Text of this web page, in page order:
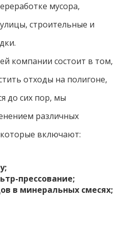
мусора,
строительные и
компании состоит в том,
отходы на полигоне,
до сих пор, мы
различных
включают:
прессование;
в минеральных смесях;